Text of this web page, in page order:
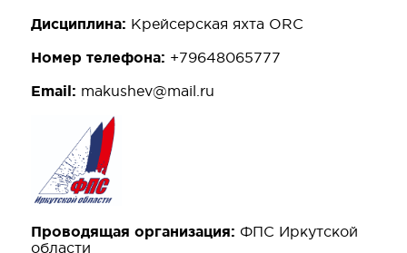
Дисциплина: Крейсерская яхта ORC
Номер телефона: +79648065777
Email: makushev@mail.ru
Проводящая организация: ФПС Иркутской
области